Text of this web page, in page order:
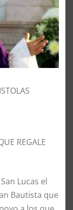
REGALE
Lucas el
Bautista que